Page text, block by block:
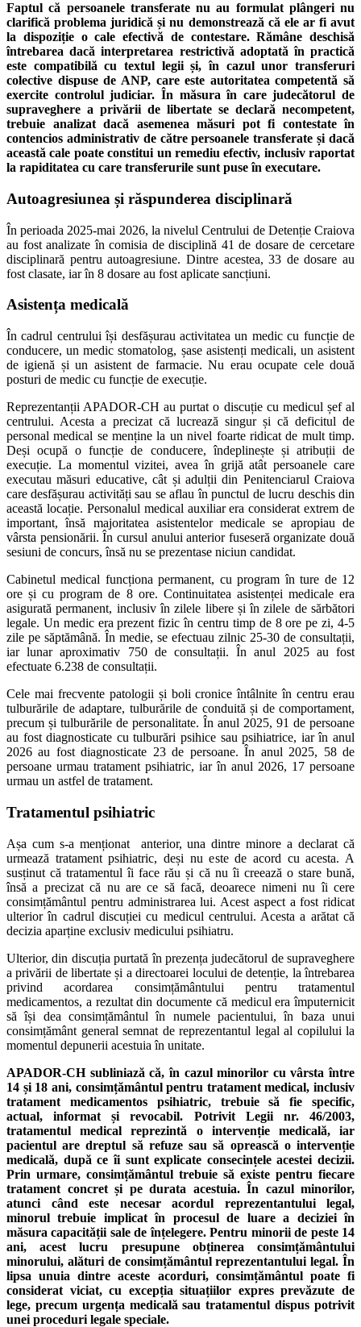
Faptul că persoanele transferate nu au formulat plângeri nu
clarifică problema juridică și nu demonstrează că ele ar fi avut
la dispoziție o cale efectivă de contestare. Rămâne deschisă
întrebarea dacă interpretarea restrictivă adoptată în practică
este compatibilă cu textul legii și, în cazul unor transferuri
colective dispuse de ANP, care este autoritatea competentă să
exercite controlul judiciar. În măsura în care judecătorul de
supraveghere a privării de libertate se declară necompetent,
trebuie analizat dacă asemenea măsuri pot fi contestate în
contencios administrativ de către persoanele transferate și dacă
această cale poate constitui un remediu efectiv, inclusiv raportat
la rapiditatea cu care transferurile sunt puse în executare.
Autoagresiunea și răspunderea disciplinară
În perioada 2025-mai 2026, la nivelul Centrului de Detenție Craiova
au fost analizate în comisia de disciplină 41 de dosare de cercetare
disciplinară pentru autoagresiune. Dintre acestea, 33 de dosare au
fost clasate, iar în 8 dosare au fost aplicate sancțiuni.
Asistența medicală
În cadrul centrului își desfășurau activitatea un medic cu funcție de
conducere, un medic stomatolog, șase asistenți medicali, un asistent
de igienă și un asistent de farmacie. Nu erau ocupate cele două
posturi de medic cu funcție de execuție.
Reprezentanții APADOR-CH au purtat o discuție cu medicul șef al
centrului. Acesta a precizat că lucrează singur și că deficitul de
personal medical se menține la un nivel foarte ridicat de mult timp.
Deși ocupă o funcție de conducere, îndeplinește și atribuții de
execuție. La momentul vizitei, avea în grijă atât persoanele care
executau măsuri educative, cât și adulții din Penitenciarul Craiova
care desfășurau activități sau se aflau în punctul de lucru deschis din
această locație. Personalul medical auxiliar era considerat extrem de
important, însă majoritatea asistentelor medicale se apropiau de
vârsta pensionării. În cursul anului anterior fuseseră organizate două
sesiuni de concurs, însă nu se prezentase niciun candidat.
Cabinetul medical funcționa permanent, cu program în ture de 12
ore și cu program de 8 ore. Continuitatea asistenței medicale era
asigurată permanent, inclusiv în zilele libere și în zilele de sărbători
legale. Un medic era prezent fizic în centru timp de 8 ore pe zi, 4-5
zile pe săptămână. În medie, se efectuau zilnic 25-30 de consultații,
iar lunar aproximativ 750 de consultații. În anul 2025 au fost
efectuate 6.238 de consultații.
Cele mai frecvente patologii și boli cronice întâlnite în centru erau
tulburările de adaptare, tulburările de conduită și de comportament,
precum și tulburările de personalitate. În anul 2025, 91 de persoane
au fost diagnosticate cu tulburări psihice sau psihiatrice, iar în anul
2026 au fost diagnosticate 23 de persoane. În anul 2025, 58 de
persoane urmau tratament psihiatric, iar în anul 2026, 17 persoane
urmau un astfel de tratament.
Tratamentul psihiatric
Așa cum s-a menționat anterior, una dintre minore a declarat că
urmează tratament psihiatric, deși nu este de acord cu acesta. A
susținut că tratamentul îi face rău și că nu îi creează o stare bună,
însă a precizat că nu are ce să facă, deoarece nimeni nu îi cere
consimțământul pentru administrarea lui. Acest aspect a fost ridicat
ulterior în cadrul discuției cu medicul centrului. Acesta a arătat că
decizia aparține exclusiv medicului psihiatru.
Ulterior, din discuția purtată în prezența judecătorul de supraveghere
a privării de libertate și a directoarei locului de detenție, la întrebarea
privind acordarea consimțământului pentru tratamentul
medicamentos, a rezultat din documente că medicul era împuternicit
să își dea consimțământul în numele pacientului, în baza unui
consimțământ general semnat de reprezentantul legal al copilului la
momentul depunerii acestuia în unitate.
APADOR-CH subliniază că, în cazul minorilor cu vârsta între
14 și 18 ani, consimțământul pentru tratament medical, inclusiv
tratament medicamentos psihiatric, trebuie să fie specific,
actual, informat și revocabil. Potrivit Legii nr. 46/2003,
tratamentul medical reprezintă o intervenție medicală, iar
pacientul are dreptul să refuze sau să oprească o intervenție
medicală, după ce îi sunt explicate consecințele acestei decizii.
Prin urmare, consimțământul trebuie să existe pentru fiecare
tratament concret și pe durata acestuia. În cazul minorilor,
atunci când este necesar acordul reprezentantului legal,
minorul trebuie implicat în procesul de luare a deciziei în
măsura capacității sale de înțelegere. Pentru minorii de peste 14
ani, acest lucru presupune obținerea consimțământului
minorului, alături de consimțământul reprezentantului legal. În
lipsa unuia dintre aceste acorduri, consimțământul poate fi
considerat viciat, cu excepția situațiilor expres prevăzute de
lege, precum urgența medicală sau tratamentul dispus potrivit
unei proceduri legale speciale.